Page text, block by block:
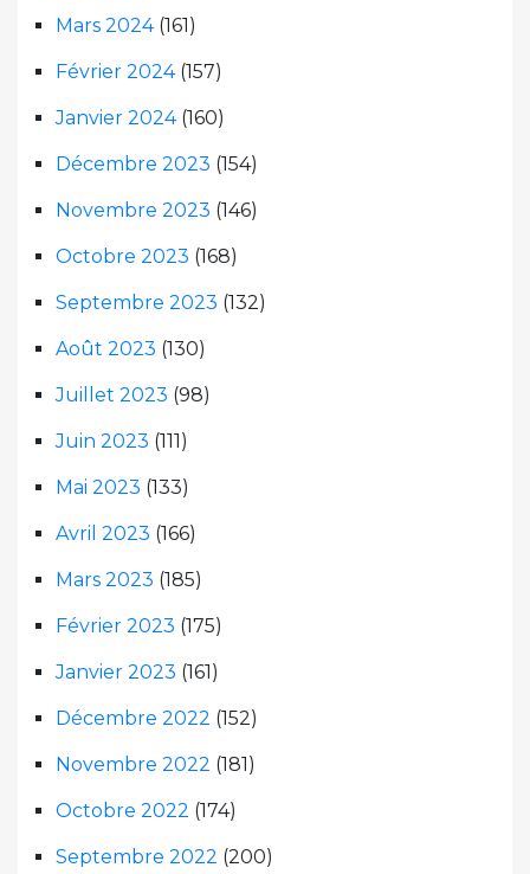
Mars 2024(161)
Février 2024(157)
Janvier 2024(160)
Décembre 2023 (154)
Novembre 2023 (146)
Octobre 2023 (168)
Septembre 2023 (132)
Août 2023 (130)
Juillet 2023 (98)
Juin 2023 (111)
Mai 2023 (133)
Avril 2023 (166)
Mars 2023 (185)
Février 2023 (175)
Janvier 2023 (161)
Décembre 2022 (152)
Novembre 2022 (181)
Octobre 2022 (174)
Septembre 2022 (200)